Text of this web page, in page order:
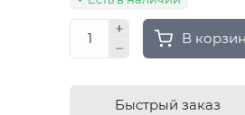
В
Быстрый заказ